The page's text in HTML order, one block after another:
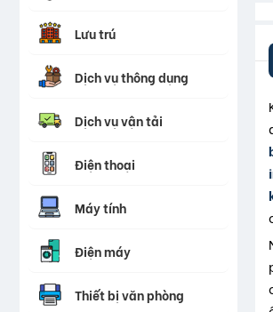
Lưu trú
Dịch vụ thông dụng
Dịch vụ vận tải
Điện thoại
Máy tính
Điện máy
Thiết bị văn phòng